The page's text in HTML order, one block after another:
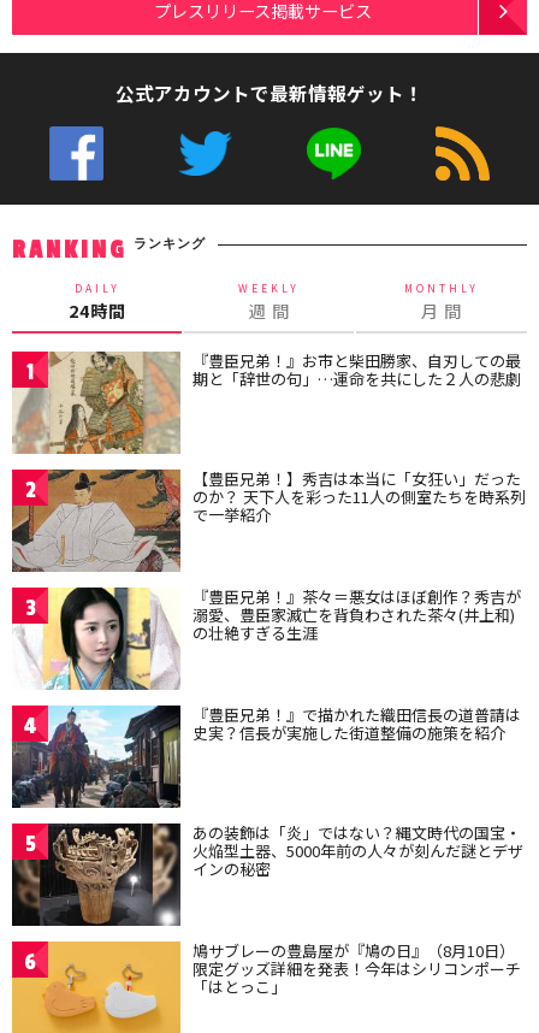
プレスリリース掲載サービス
公式アカウントで最新情報ゲット！
RANKING ランキング
DAILY
24時間
WEEKLY
週 間
MONTHLY
月 間
1 『豊臣兄弟！』お市と柴田勝家、自刃しての最
期と「辞世の句」…運命を共にした２人の悲劇
2 【豊臣兄弟！】秀吉は本当に「女狂い」だった
のか？ 天下人を彩った11人の側室たちを時系列
で一挙紹介
3 『豊臣兄弟！』茶々＝悪女はほぼ創作？秀吉が
溺愛、豊臣家滅亡を背負わされた茶々(井上和)
の壮絶すぎる生涯
4 『豊臣兄弟！』で描かれた織田信長の道普請は
史実？信長が実施した街道整備の施策を紹介
5 あの装飾は「炎」ではない？縄文時代の国宝・
火焔型土器、5000年前の人々が刻んだ謎とデザ
インの秘密
6 鳩サブレーの豊島屋が『鳩の日』（8月10日）
限定グッズ詳細を発表！今年はシリコンポーチ
「はとっこ」